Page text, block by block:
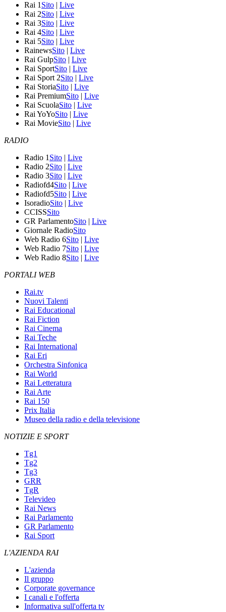
Rai 1 Sito | Live
Rai 2Sito | Live
Rai 3Sito | Live
Rai 4Sito | Live
Rai 5Sito | Live
RainewsSito | Live
Rai GulpSito | Live
Rai SportSito | Live
Rai Sport 2Sito | Live
Rai StoriaSito | Live
Rai PremiumSito | Live
Rai ScuolaSito | Live
Rai YoYoSito | Live
Rai MovieSito | Live
RADIO
Radio 1 Sito | Live
Radio 2Sito | Live
Radio 3Sito | Live
Radiofd4Sito | Live
Radiofd5Sito | Live
IsoradioSito | Live
CCISSSito
GR ParlamentoSito | Live
Giornale RadioSito
Web Radio 6Sito | Live
Web Radio 7Sito | Live
Web Radio 8Sito | Live
PORTALI WEB
Rai.tv
Nuovi Talenti
Rai Educational
Rai Fiction
Rai Cinema
Rai Teche
Rai International
Rai Eri
Orchestra Sinfonica
Rai World
Rai Letteratura
Rai Arte
Rai 150
Prix Italia
Museo della radio e della televisione
NOTIZIE E SPORT
Tg1
Tg2
Tg3
GRR
TgR
Televideo
Rai News
Rai Parlamento
GR Parlamento
Rai Sport
L'AZIENDA RAI
L'azienda
Il gruppo
Corporate governance
I canali e l'offerta
Informativa sull'offerta tv